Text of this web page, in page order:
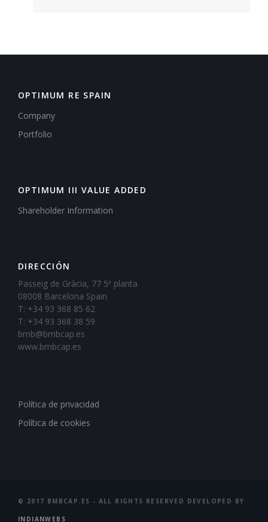
OPTIMUM RE SPAIN
Company
Portfolio
OPTIMUM III VALUE ADDED
Shareholder Information
DIRECCIÓN
Passeig de Gràcia, 77 5ª planta
08008 Barcelona Spain
T: +34 93 368 85 62
T: +34 93 368 38 59
bmb@bmbcap.es
www.bmbcap.es
Política de privacidad
Política de cookies
© 2017 BMBCAP.ES - ALL RIGHTS RESERVED DEVELOPED BY
INDIANWEBS